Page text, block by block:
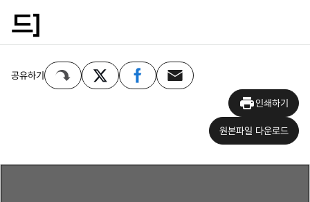
드]
공유하기
인쇄하기
원본파일 다운로드